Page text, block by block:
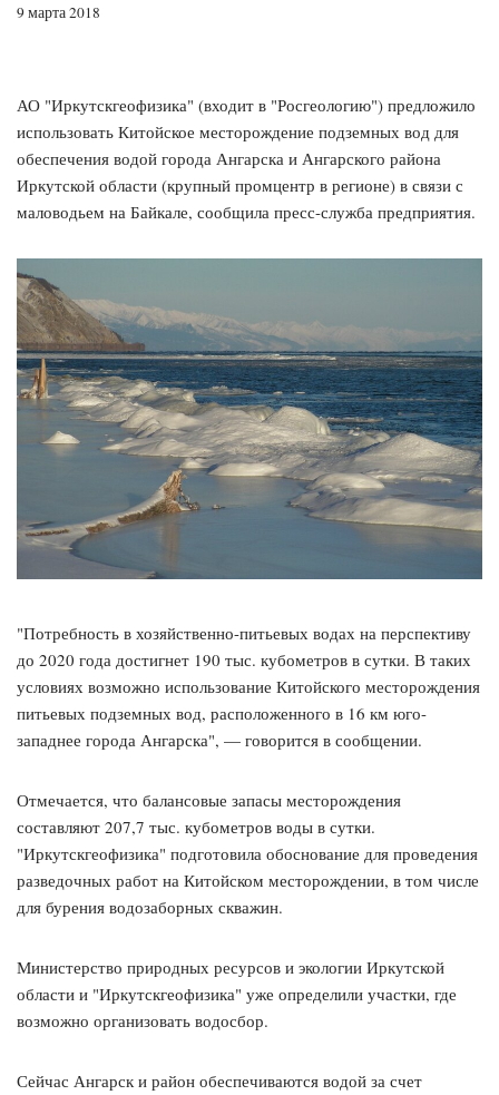
9 марта 2018
АО "Иркутскгеофизика" (входит в "Росгеологию") предложило
использовать Китойское месторождение подземных вод для
обеспечения водой города Ангарска и Ангарского района
Иркутской области (крупный промцентр в регионе) в связи с
маловодьем на Байкале, сообщила пресс-служба предприятия.
"Потребность в хозяйственно-питьевых водах на перспективу
до 2020 года достигнет 190 тыс. кубометров в сутки. В таких
условиях возможно использование Китойского месторождения
питьевых подземных вод, расположенного в 16 км юго-
западнее города Ангарска", — говорится в сообщении.
Отмечается, что балансовые запасы месторождения
составляют 207,7 тыс. кубометров воды в сутки.
"Иркутскгеофизика" подготовила обоснование для проведения
разведочных работ на Китойском месторождении, в том числе
для бурения водозаборных скважин.
Министерство природных ресурсов и экологии Иркутской
области и "Иркутскгеофизика" уже определили участки, где
возможно организовать водосбор.
Сейчас Ангарск и район обеспечиваются водой за счет